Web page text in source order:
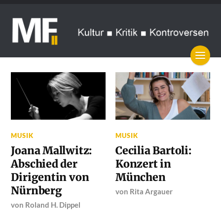
MUSIK
Joana Mallwitz:
Abschied der
Dirigentin von
Nürnberg
von Roland H. Dippel
MUSIK
Cecilia Bartoli:
Konzert in
München
von Rita Argauer